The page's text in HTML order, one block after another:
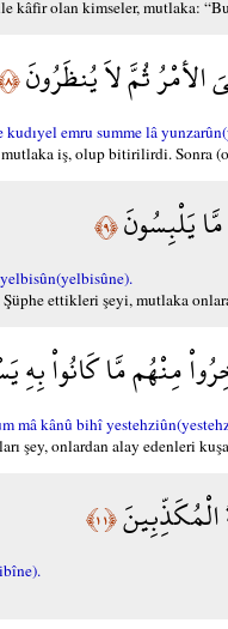
kâfir olan kimseler, mutlaka:
الأمْرُ ثُمَّ لاَ يُنظَرُونَ﴿٨﴾
emru summe lâ
iş, olup bitirilirdi. Sonra
يَلْبِسُونَ﴿٩﴾
ettikleri şeyi, mutlaka
مِنْهُم مَّا كَانُواْ بِهِ
mâ kânû bihî
şey, onlardan alay edenleri
﴿١١﴾